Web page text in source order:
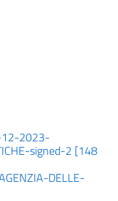
12-2023-
signed-2 [148
DELLE-